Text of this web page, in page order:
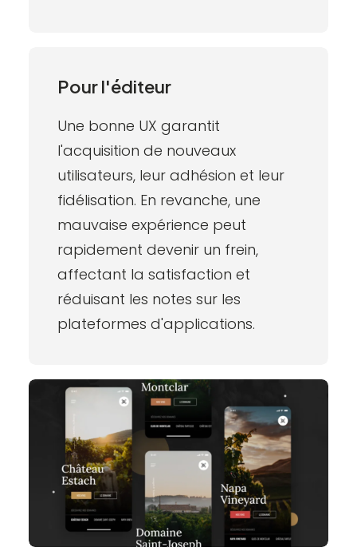
Pour l'éditeur
Une bonne UX garantit
l'acquisition de nouveaux
utilisateurs, leur adhésion et leur
fidélisation. En revanche, une
mauvaise expérience peut
rapidement devenir un frein,
affectant la satisfaction et
réduisant les notes sur les
plateformes d'applications.